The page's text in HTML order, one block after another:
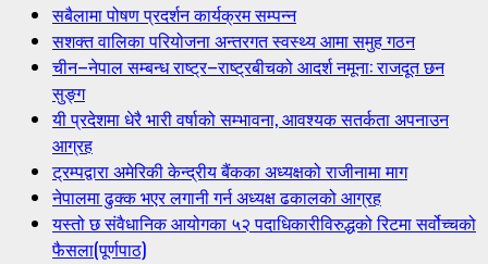
सबैलामा पोषण प्रदर्शन कार्यक्रम सम्पन्न
सशक्त वालिका परियोजना अन्तरगत स्वस्थ्य आमा समुह गठन
चीन–नेपाल सम्बन्ध राष्ट्र–राष्ट्रबीचको आदर्श नमूना: राजदूत छन
सुङ्ग
यी प्रदेशमा धेरै भारी वर्षाको सम्भावना, आवश्यक सतर्कता अपनाउन
आग्रह
ट्रम्पद्वारा अमेरिकी केन्द्रीय बैंकका अध्यक्षको राजीनामा माग
नेपालमा ढुक्क भएर लगानी गर्न अध्यक्ष ढकालको आग्रह
यस्तो छ संवैधानिक आयोगका ५२ पदाधिकारीविरुद्धको रिटमा सर्वोच्चको
फैसला(पूर्णपाठ)